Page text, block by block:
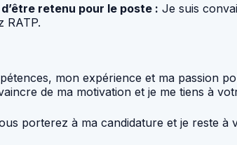
retenu pour le poste : Je suis
RATP.
mon expérience et ma passion
de ma motivation et je me tiens à
porterez à ma candidature et je reste